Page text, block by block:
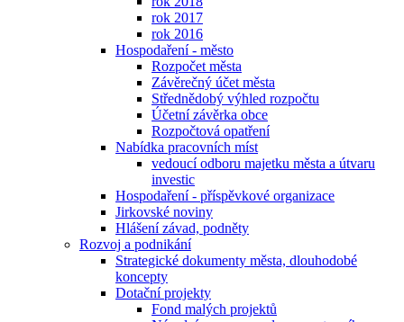
rok 2017
rok 2016
Hospodaření - město
Rozpočet města
Závěrečný účet města
Střednědobý výhled rozpočtu
Účetní závěrka obce
Rozpočtová opatření
Nabídka pracovních míst
vedoucí odboru majetku města a útvaru
investic
Hospodaření - příspěvkové organizace
Jirkovské noviny
Hlášení závad, podněty
Rozvoj a podnikání
Strategické dokumenty města, dlouhodobé
koncepty
Dotační projekty
Fond malých projektů